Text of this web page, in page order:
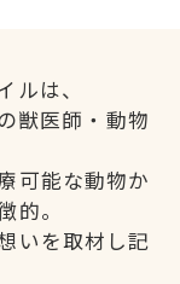
ルは、
獣医師・動物
可能な動物か
的。
いを取材し記